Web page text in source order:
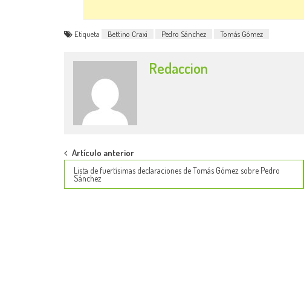
Etiqueta Bettino Craxi Pedro Sánchez Tomás Gómez
Redaccion
Post
navigation
Artículo anterior
Lista de fuertísimas declaraciones de Tomás Gómez sobre Pedro
Sánchez